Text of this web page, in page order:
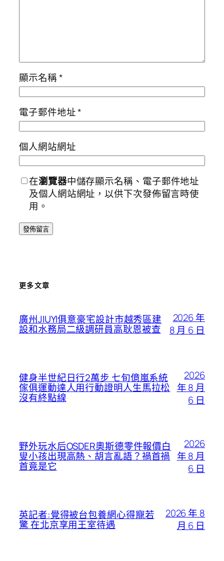
顯示名稱*
電子郵件地址*
個人網站網址
在瀏覽器中儲存顯示名稱、電子郵件地址
及個人網站網址，以供下次發佈留言時使
用。
更多文章
廣州JIUYI俱意豪宅設計市越秀區建
設和水務局二級調研員高耿恩被查
2026 年
8 月 6 日
健身半世紀日行2萬步 七旬億嵐系統
傢俱運動達人用行動證明人生馬拉松
沒有終點線
2026
年 8 月
6 日
野外玩水后OSDER奧斯德零件報價白
叟小孩出現高熱、胡言亂語？禍首禍
首竟是它
2026
年 8 月
6 日
英記者:覺得被台包養網心得寵若
驚 在北京享用王室待遇
2026 年 8
月 6 日